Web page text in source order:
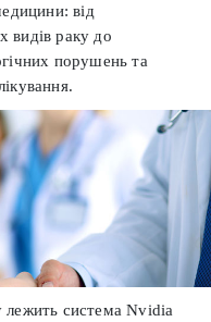
від
видів раку до
порушень та
лежить система Nvidia